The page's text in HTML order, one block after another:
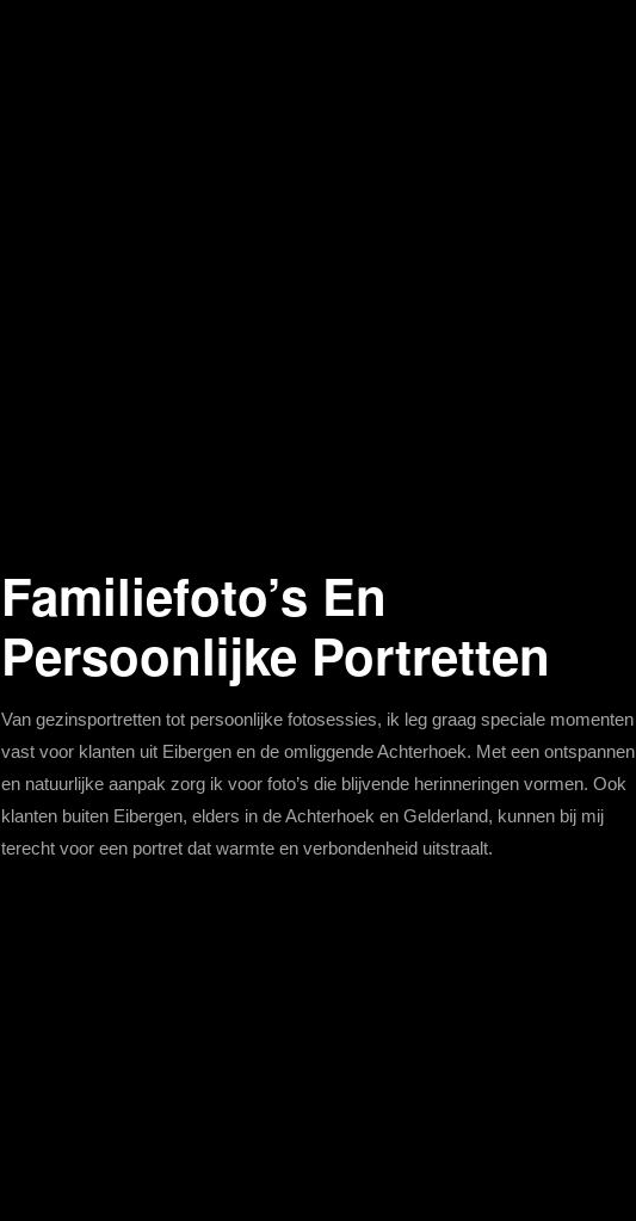
Familiefoto’s En
Persoonlijke Portretten
Van gezinsportretten tot persoonlijke fotosessies, ik leg graag speciale momenten
vast voor klanten uit Eibergen en de omliggende Achterhoek. Met een ontspannen
en natuurlijke aanpak zorg ik voor foto’s die blijvende herinneringen vormen. Ook
klanten buiten Eibergen, elders in de Achterhoek en Gelderland, kunnen bij mij
terecht voor een portret dat warmte en verbondenheid uitstraalt.